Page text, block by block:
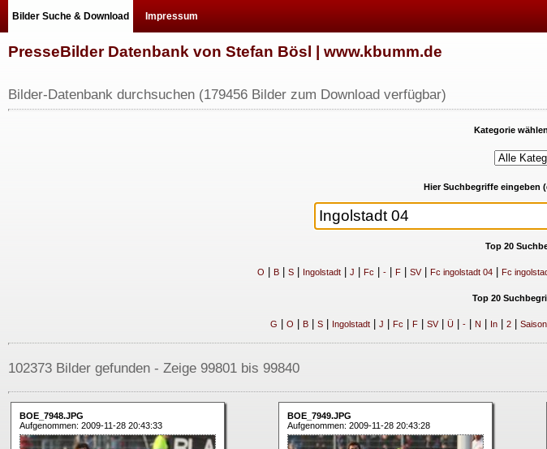
Bilder Suche & Download Impressum
PresseBilder Datenbank von Stefan Bösl | www.kbumm.de
Bilder-Datenbank durchsuchen (179456 Bilder zum Download verfügbar)
Kategorie
Hier Suchbegriffe eingeben
Top 20
O B| S| Ingolstadt| J Fc -| F| SV| Fc ingolstadt 04| Fc
Top 20
G O B| S| Ingolstadt| J Fc F| SV| Ü| -| N In| 2| Saison
102373 Bilder gefunden - Zeige 99801 bis 99840
BOE_7948.JPG
Aufgenommen: 2009-11-28 20:43:33
BOE_7949.JPG
Aufgenommen: 2009-11-28 20:43:28